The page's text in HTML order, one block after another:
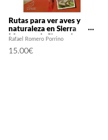
Rutas para ver aves y
naturaleza en Sierra
Morena. 1: Sierra de
Aroche
Rafael Romero Porrino
15.00€